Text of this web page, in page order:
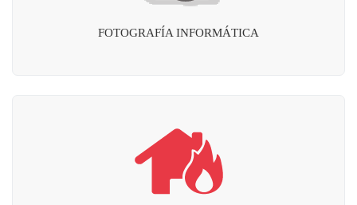
FOTOGRAFÍA INFORMÁTICA